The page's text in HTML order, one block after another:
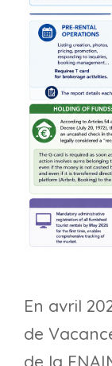
En avril
de
de la